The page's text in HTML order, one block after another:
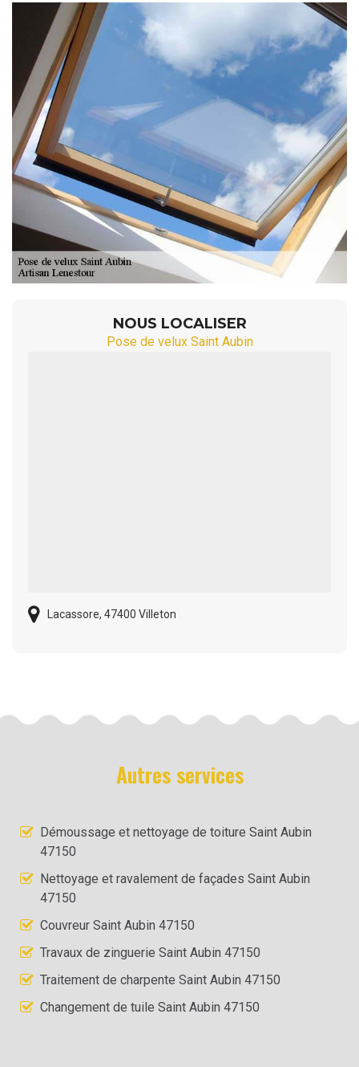
NOUS LOCALISER
Pose de velux Saint Aubin
Lacassore, 47400 Villeton
Autres services
Démoussage et nettoyage de toiture Saint Aubin
47150
Nettoyage et ravalement de façades Saint Aubin
47150
Couvreur Saint Aubin 47150
Travaux de zinguerie Saint Aubin 47150
Traitement de charpente Saint Aubin 47150
Changement de tuile Saint Aubin 47150